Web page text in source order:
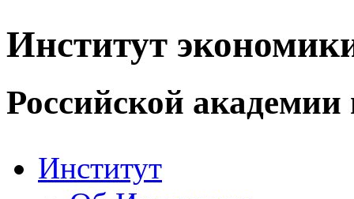
Институт
Российской академии
Институт